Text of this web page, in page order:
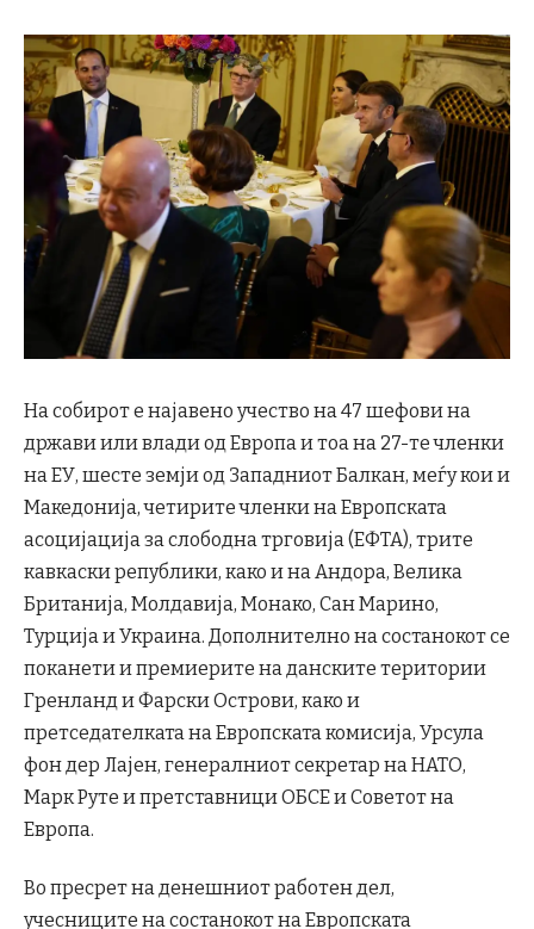
На собирот е најавено учество на 47 шефови на
држави или влади од Европа и тоа на 27-те членки
на ЕУ, шесте земји од Западниот Балкан, меѓу кои и
Македонија, четирите членки на Европската
асоцијација за слободна трговија (ЕФТА), трите
кавкаски републики, како и на Андора, Велика
Британија, Молдавија, Монако, Сан Марино,
Турција и Украина. Дополнително на состанокот се
поканети и премиерите на данските територии
Гренланд и Фарски Острови, како и
претседателката на Европската комисија, Урсула
фон дер Лајен, генералниот секретар на НАТО,
Марк Руте и претставници ОБСЕ и Советот на
Европа.
Во пресрет на денешниот работен дел,
учесниците на состанокот на Европската